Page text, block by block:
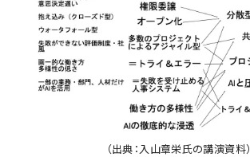
（出典：入山章栄氏の講演資料）